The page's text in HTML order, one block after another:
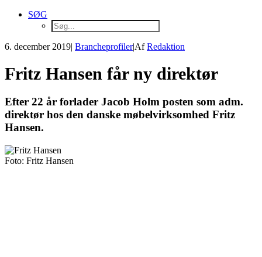
SØG
6. december 2019| Brancheprofiler|AfRedaktion
Fritz Hansen får ny direktør
Efter 22 år forlader Jacob Holm posten som adm.
direktør hos den danske møbelvirksomhed Fritz
Hansen.
Foto: Fritz Hansen